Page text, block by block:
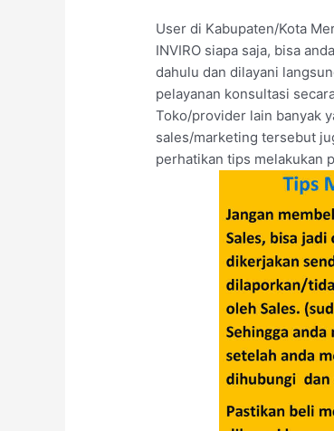
User di Kabupaten/Kota
INVIRO siapa saja, bisa
dahulu dan dilayani
pelayanan konsultasi
Toko/provider lain banyak
sales/marketing tersebut
perhatikan tips melakukan